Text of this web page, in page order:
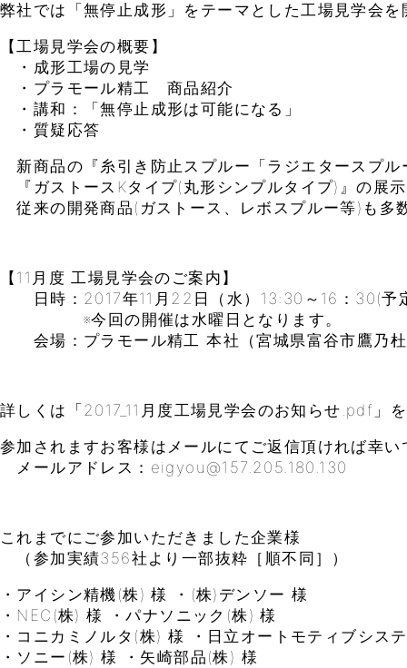
弊社では「無停止成形」をテーマとした工場見学会
【工場見学会の概要】
・成形工場の見学
・プラモール精工 商品紹介
・講和：「無停止成形は可能になる」
・質疑応答
新商品の『糸引き防止スプルー「ラジエタースプル
『ガストースKタイプ(丸形シンプルタイプ)』の展
従来の開発商品(ガストース、レボスプルー等)も多
【11月度 工場見学会のご案内】
日時：2017年11月22日（水）13:30～16：30(予
※今回の開催は水曜日となります。
会場：プラモール精工 本社（宮城県富谷市鷹乃
詳しくは「2017_11月度工場見学会のお知らせ.pdf」
参加されますお客様はメールにてご返信頂ければ幸い
メールアドレス：eigyou@157.205.180.130
これまでにご参加いただきました企業様
（参加実績356社より一部抜粋［順不同］）
・アイシン精機(株) 様 ・(株)デンソー 様
・NEC(株) 様 ・パナソニック(株) 様
・コニカミノルタ(株) 様 ・日立オートモティブシス
・ソニー(株) 様 ・矢崎部品(株) 様